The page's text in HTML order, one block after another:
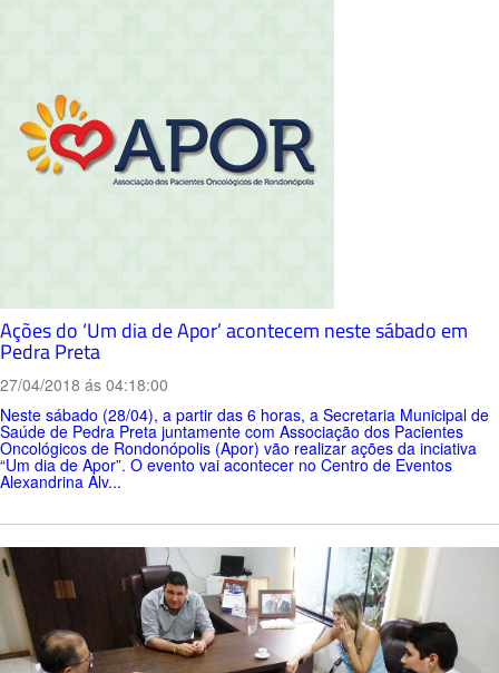
Ações do ‘Um dia de Apor’ acontecem neste sábado em
Pedra Preta
27/04/2018 ás 04:18:00
Neste sábado (28/04), a partir das 6 horas, a Secretaria Municipal de
Saúde de Pedra Preta juntamente com Associação dos Pacientes
Oncológicos de Rondonópolis (Apor) vão realizar ações da inciativa
“Um dia de Apor”. O evento vai acontecer no Centro de Eventos
Alexandrina Alv...